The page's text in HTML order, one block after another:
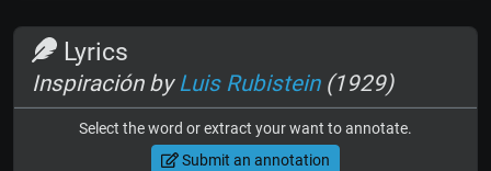
Lyrics
Inspiración by Luis Rubistein(1929)
Select the word or extract your want to annotate.
Submit an annotation